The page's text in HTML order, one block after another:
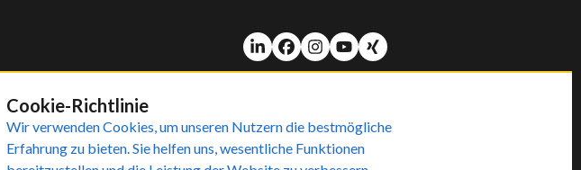
Cookie-Richtlinie
Wir verwenden Cookies, um unseren Nutzern die bestmögliche
Erfahrung zu bieten. Sie helfen uns, wesentliche Funktionen